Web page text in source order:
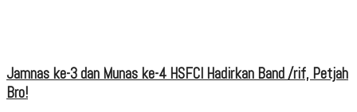
Jamnas ke-3 dan Munas ke-4 HSFCI Hadirkan Band /rif, Petjah
Bro!